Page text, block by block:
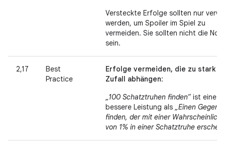
Versteckte Erfolge sollten nur
werden, um Spoiler im Spiel zu
vermeiden. Sie sollten nicht die
sein.
2,17
Best
Practice
Erfolge vermeiden, die zu stark
Zufall abhängen:
„100 Schatztruhen finden“ ist eine
bessere Leistung als „Einen
finden, der mit einer
von 1% in einer Schatztruhe